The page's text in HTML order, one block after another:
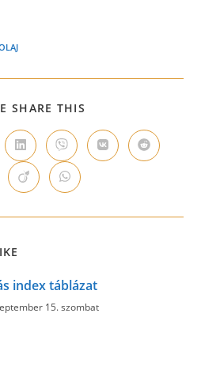
SHARE THIS
CONTENT
Opens
in
a
new
window
Opens
in
a
new
window
Opens
in
Opens
in
Opens
in
new
Opens
in
new
index táblázat
15. szombat